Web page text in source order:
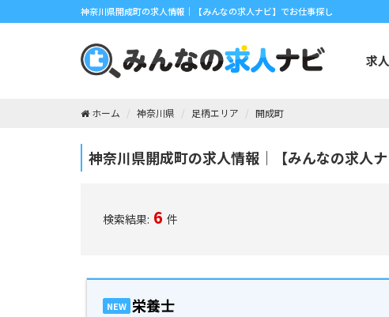
神奈川県開成町の求人情報｜【みんなの求人ナビ】でお仕事探し
求
ホーム 神奈川県 足柄エリア 開成町
神奈川県開成町の求人情報｜【みんなの求人
検索結果: 6 件
NEW 栄養士